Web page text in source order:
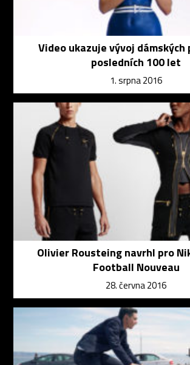
Video ukazuje vývoj dámských
posledních 100 let
1. srpna 2016
Olivier Rousteing navrhl pro
Football Nouveau
28. června 2016